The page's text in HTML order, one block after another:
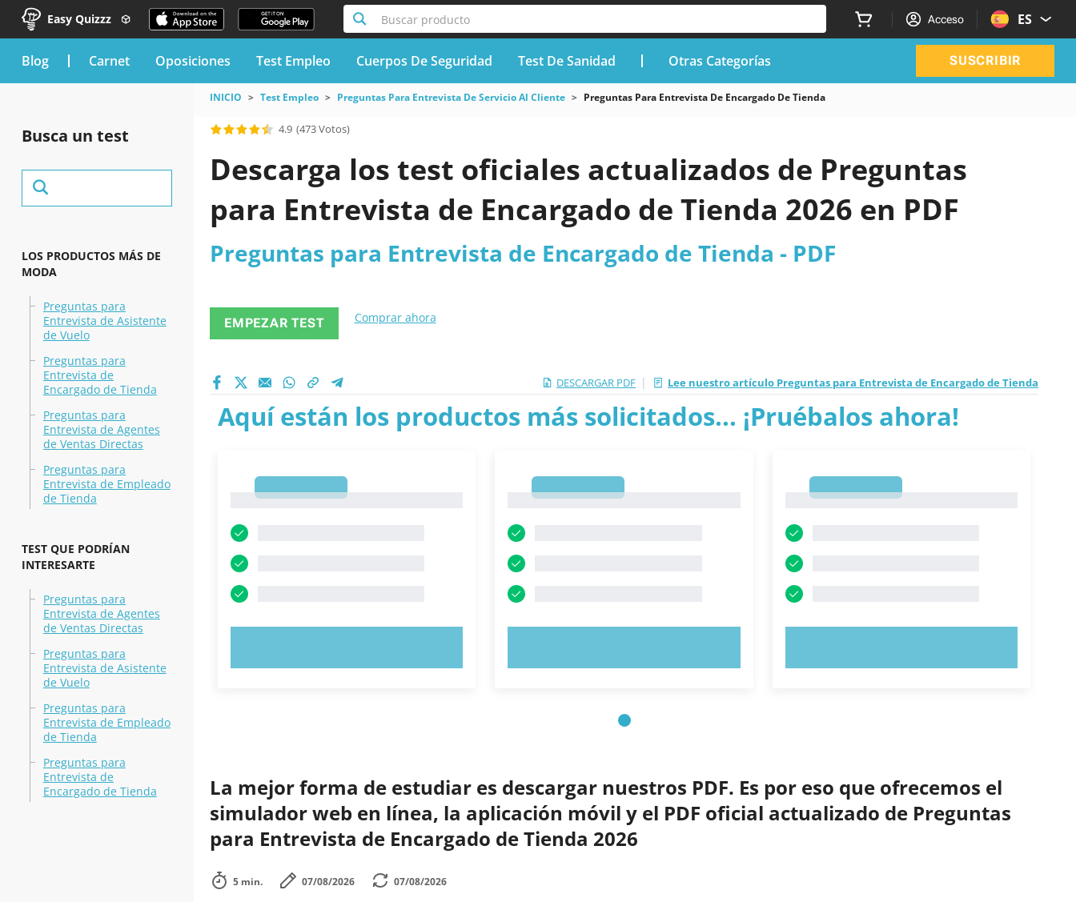
Easy Quizzz Buscar producto Acceso ES
blog Carnet Oposiciones Test Empleo Cuerpos De Seguridad Test De Sanidad Otras Categorías SUSCRIBIR
Busca un test
LOS PRODUCTOS MÁS DE
MODA
Preguntas para
Entrevista de Asistente
de Vuelo
Preguntas para
Entrevista de
Encargado de Tienda
Preguntas para
Entrevista de Agentes
de Ventas Directas
Preguntas para
Entrevista de Empleado
de Tienda
TEST QUE PODRÍAN
INTERESARTE
Preguntas para
Entrevista de Agentes
de Ventas Directas
Preguntas para
Entrevista de Asistente
de Vuelo
Preguntas para
Entrevista de Empleado
de Tienda
Preguntas para
Entrevista de
Encargado de Tienda
INICIO Test Empleo Preguntas Para Entrevista De Servicio Al Cliente Preguntas Para Entrevista De Encargado De Tienda
4.9 (473 Votos)
Descarga los test oficiales actualizados de Preguntas
para Entrevista de Encargado de Tienda 2026 en PDF
Preguntas para Entrevista de Encargado de Tienda - PDF
EMPEZAR TEST Comprar ahora
DESCARGAR PDF | Lee nuestro artículo Preguntas para Entrevista de Encargado de Tienda
Aquí están los productos más solicitados... ¡Pruébalos ahora!
La mejor forma de estudiar es descargar nuestros PDF. Es por eso que ofrecemos el
simulador web en línea, la aplicación móvil y el PDF oficial actualizado de Preguntas
para Entrevista de Encargado de Tienda 2026
5 min. 07/08/2026 07/08/2026